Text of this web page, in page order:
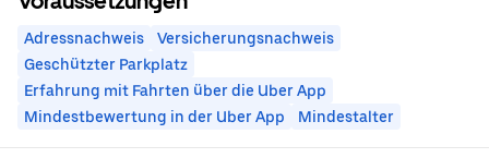
Adressnachweis
Versicherungsnachweis
Geschützter Parkplatz
Erfahrung mit Fahrten über die Uber App
Mindestbewertung in der Uber App
Mindestalter